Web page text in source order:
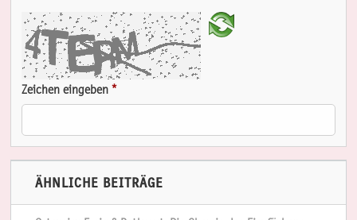
Zeichen eingeben*
ÄHNLICHE BEITRÄGE